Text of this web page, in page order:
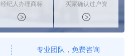
经纪人办理商标
转让手续，交付
相关证书
买家确认过户资
料后，平台解冻
资金支付卖家
专业团队，免费咨询